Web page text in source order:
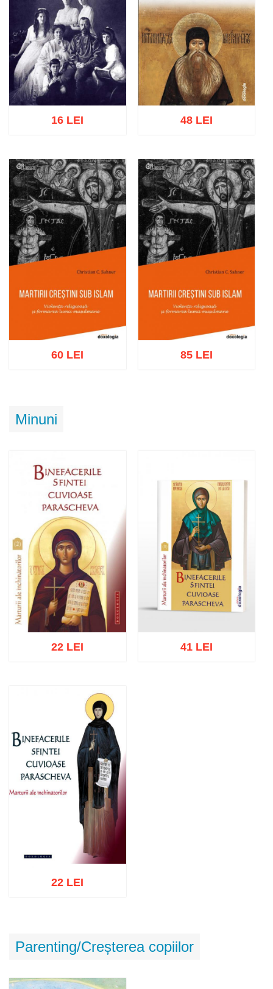
Adaugă în coș Wishlist
16 LEI
Adaugă în coș Wishlist
48 LEI
60 LEI 85 LEI
Minuni
Wishlist
22 LEI 41 LEI
22 LEI
Parenting/Creșterea copiilor